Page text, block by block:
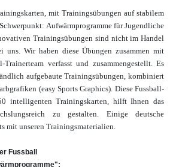
mit Trainingsübungen auf stabilem
Aufwärmprogramme für Jugendliche
Trainingsübungen sind nicht im Handel
uns. Wir haben diese Übungen zusammen mit
Trainerteam verfasst und zusammengestellt. Es
aufgebaute Trainingsübungen, kombiniert
(easy Sports Graphics). Diese Fussball-
intelligenten Trainingskarten, hilft Ihnen das
zu gestalten. Einige deutsche
mit unseren Trainingsmaterialien.
Fussball